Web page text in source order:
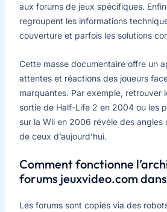
aux forums de jeux spécifiques.
regroupent les informations
couverture et parfois les solutions
Cette masse documentaire offre un
attentes et réactions des joueurs
marquantes. Par exemple, retrouver
sortie de Half-Life 2 en 2004 ou les
sur la Wii en 2006 révèle des
de ceux d’aujourd’hui.
Comment fonctionne
forums jeuxvideo.com
Les forums sont copiés via des